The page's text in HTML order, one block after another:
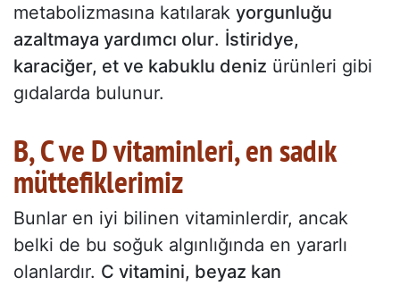
metabolizmasına katılarak yorgunluğu
azaltmaya yardımcı olur. İstiridye,
karaciğer, et ve kabuklu deniz ürünleri gibi
gıdalarda bulunur.
B, C ve D vitaminleri, en sadık
müttefiklerimiz
Bunlar en iyi bilinen vitaminlerdir, ancak
belki de bu soğuk algınlığında en yararlı
olanlardır. C vitamini, beyaz kan